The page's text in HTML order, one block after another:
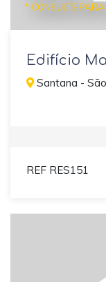
* CONSULTE
Edifício
Santana -
REF RES151